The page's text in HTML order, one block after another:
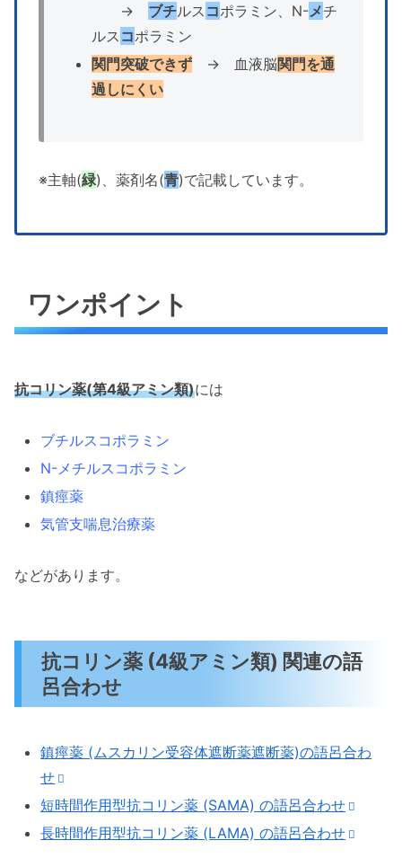
→ ブチルス コポラミン、N-メチ
ルス コポラミン
関門突破できず → 血液脳関門を通
過しにくい
※主軸(緑)、薬剤名(青)で記載しています。
ワンポイント
抗コリン薬(第4級アミン類)には
ブチルスコポラミン
N-メチルスコポラミン
鎮痙薬
気管支喘息治療薬
などがあります。
抗コリン薬 (4級アミン類) 関連の語
呂合わせ
鎮痙薬 (ムスカリン受容体遮断薬遮断薬)の語呂合わ
せ
短時間作用型抗コリン薬 (SAMA) の語呂合わせ
長時間作用型抗コリン薬 (LAMA) の語呂合わせ